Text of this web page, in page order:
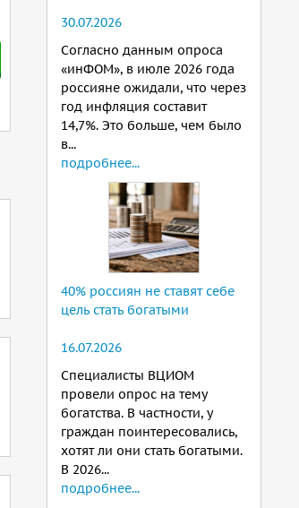
30.07.2026
Согласно данным опроса
«инФОМ», в июле 2026 года
россияне ожидали, что через
год инфляция составит
14,7%. Это больше, чем было
в...
подробнее...
40% россиян не ставят себе
цель стать богатыми
16.07.2026
Специалисты ВЦИОМ
провели опрос на тему
богатства. В частности, у
граждан поинтересовались,
хотят ли они стать богатыми.
В 2026...
подробнее...